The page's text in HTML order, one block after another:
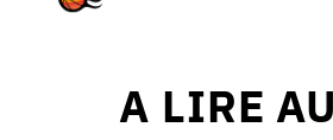
A LIRE